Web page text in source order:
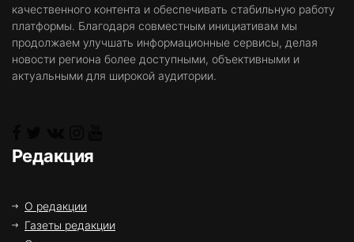
качественного контента и обеспечивать стабильную работу
платформы. Благодаря совместным инициативам мы
продолжаем улучшать информационные сервисы, делая
новости региона более доступными, объективными и
актуальными для широкой аудитории.
Редакция
О редакции
Газеты редакции